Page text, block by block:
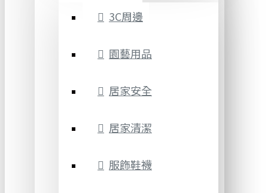
3C周邊
園藝用品
居家安全
居家清潔
服飾鞋襪